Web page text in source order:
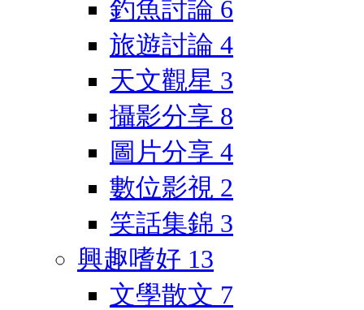
釣魚討論 6
旅遊討論 4
天文觀星 3
攝影分享 8
圖片分享 4
數位影視 2
笑話集錦 3
興趣嗜好 13
文學散文 7